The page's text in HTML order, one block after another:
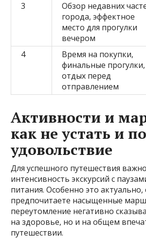
3
Обзор недавних
города, эффектное
место для прогулки
вечером
4
Время на покупки,
финальные прогулки,
отдых перед
отправлением
Активности и
как не устать и
удовольствие
Для успешного путешествия
интенсивность экскурсий с
питания. Особенно это актуально,
предпочитаете насыщенные
переутомление негативно
на здоровье, но и на общем
путешествии.